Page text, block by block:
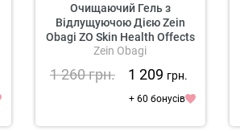
Очищаючий Гель з
Відлущуючою Дією Zein
Obagi ZO Skin Health Offects
Exfoliating Cleanser
Zein Obagi
1 260грн. 1 209 грн.
+ 60 бонусів